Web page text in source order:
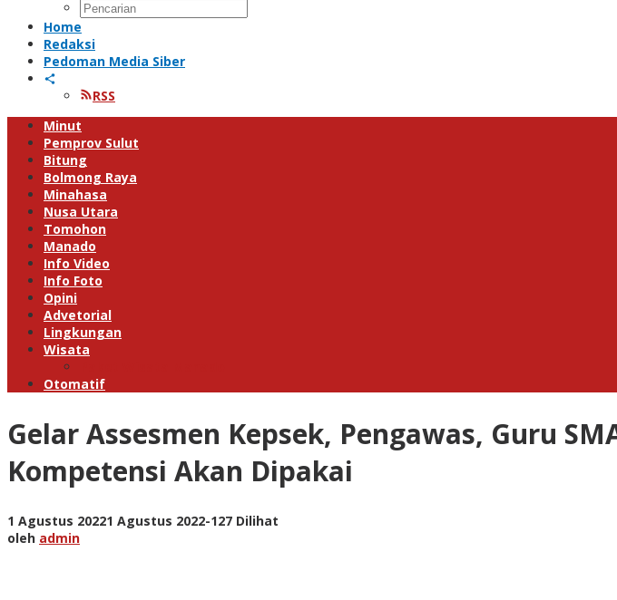
Home
Redaksi
Pedoman Media Siber
RSS
Minut
Pemprov Sulut
Bitung
Bolmong Raya
Minahasa
Nusa Utara
Tomohon
Manado
Info Video
Info Foto
Opini
Advetorial
Lingkungan
Wisata
Otomatif
Gelar Assesmen Kepsek, Pengawas, Guru
Kompetensi Akan Dipakai
1 Agustus 20221 Agustus 2022oleh
-127 Dilihat
oleh admin